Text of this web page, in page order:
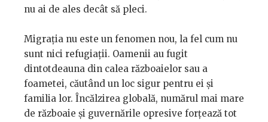
nu ai de ales decât să pleci.
Migrația nu este un fenomen nou, la fel cum nu
sunt nici refugiații. Oamenii au fugit
dintotdeauna din calea războaielor sau a
foametei, căutând un loc sigur pentru ei și
familia lor. Încălzirea globală, numărul mai mare
de războaie și guvernările opresive forțează tot